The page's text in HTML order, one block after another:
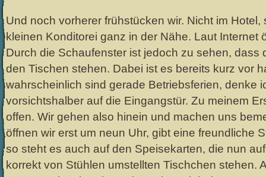
Und noch vorherer frühstücken wir. Nicht im Hotel,
kleinen Konditorei ganz in der Nähe. Laut Internet
Durch die Schaufenster ist jedoch zu sehen, dass
den Tischen stehen. Dabei ist es bereits kurz vor
wahrscheinlich sind gerade Betriebsferien, denke
vorsichtshalber auf die Eingangstür. Zu meinem
offen. Wir gehen also hinein und machen uns
öffnen wir erst um neun Uhr, gibt eine freundliche
so steht es auch auf den Speisekarten, die nun
korrekt von Stühlen umstellten Tischchen stehen.